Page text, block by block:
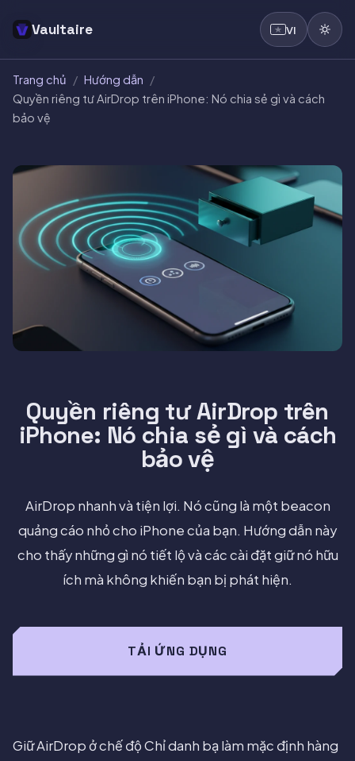
Vaultaire VI
Trang chủ / Hướng dẫn /
Quyền riêng tư AirDrop trên iPhone: Nó chia sẻ gì và cách
bảo vệ
Quyền riêng tư AirDrop trên
iPhone: Nó chia sẻ gì và cách
bảo vệ
AirDrop nhanh và tiện lợi. Nó cũng là một beacon
quảng cáo nhỏ cho iPhone của bạn. Hướng dẫn này
cho thấy những gì nó tiết lộ và các cài đặt giữ nó hữu
ích mà không khiến bạn bị phát hiện.
TẢI ỨNG DỤNG
Giữ AirDrop ở chế độ Chỉ danh bạ làm mặc định hàng